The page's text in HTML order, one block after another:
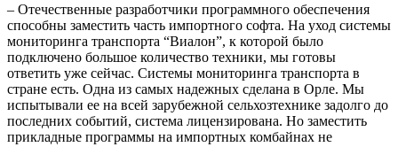
– Отечественные разработчики программного обеспечения
способны заместить часть импортного софта. На уход системы
мониторинга транспорта “Виалон”, к которой было
подключено большое количество техники, мы готовы
ответить уже сейчас. Системы мониторинга транспорта в
стране есть. Одна из самых надежных сделана в Орле. Мы
испытывали ее на всей зарубежной сельхозтехнике задолго до
последних событий, система лицензирована. Но заместить
прикладные программы на импортных комбайнах не